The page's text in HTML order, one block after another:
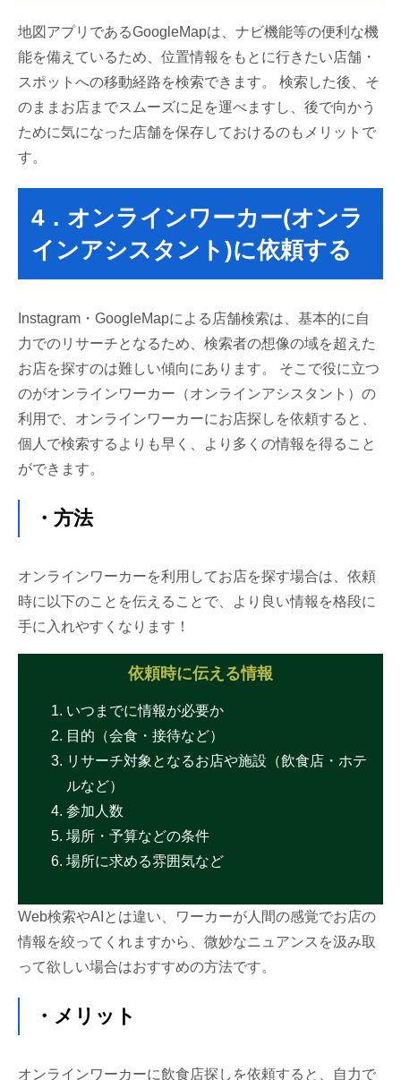
地図アプリであるGoogleMapは、ナビ機能等の便利な機
能を備えているため、位置情報をもとに行きたい店舗・
スポットへの移動経路を検索できます。 検索した後、そ
のままお店までスムーズに足を運べますし、後で向かう
ために気になった店舗を保存しておけるのもメリットで
す。
4．オンラインワーカー(オンラ
インアシスタント)に依頼する
Instagram・GoogleMapによる店舗検索は、基本的に自
力でのリサーチとなるため、検索者の想像の域を超えた
お店を探すのは難しい傾向にあります。 そこで役に立つ
のがオンラインワーカー（オンラインアシスタント）の
利用で、オンラインワーカーにお店探しを依頼すると、
個人で検索するよりも早く、より多くの情報を得ること
ができます。
・方法
オンラインワーカーを利用してお店を探す場合は、依頼
時に以下のことを伝えることで、より良い情報を格段に
手に入れやすくなります！
依頼時に伝える情報
いつまでに情報が必要か
目的（会食・接待など）
リサーチ対象となるお店や施設（飲食店・ホテ
ルなど）
参加人数
場所・予算などの条件
場所に求める雰囲気など
Web検索やAIとは違い、ワーカーが人間の感覚でお店の
情報を絞ってくれますから、微妙なニュアンスを汲み取
って欲しい場合はおすすめの方法です。
・メリット
オンラインワーカーに飲食店探しを依頼すると、自力で